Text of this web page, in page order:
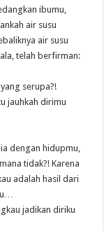
ibumu,
air susu
air susu
telah berfirman:
serupa?!
jauhkah dirimu
dengan hidupmu,
tidak?! Karena
adalah hasil dari
jadikan diriku